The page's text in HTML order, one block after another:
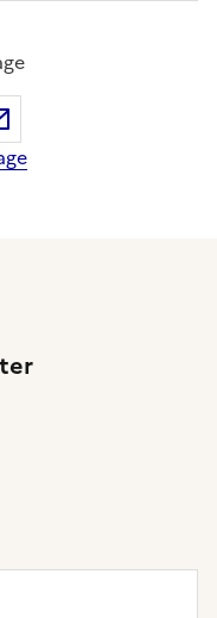
sur Facebook
sur LinkedIn